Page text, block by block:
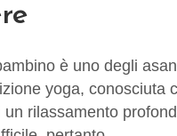
è uno degli
yoga, conosciuta
rilassamento